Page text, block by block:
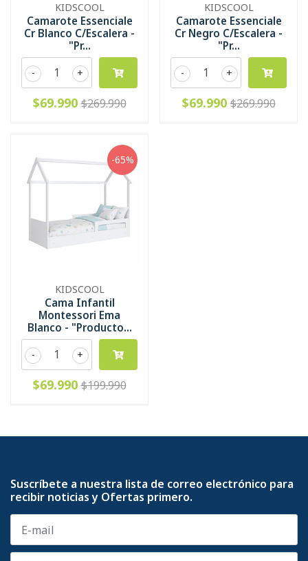
KIDSCOOL
Camarote Essenciale
Cr Blanco C/Escalera -
"Pr...
+
-
$69.990 $269.990
KIDSCOOL
Camarote Essenciale
Cr Negro C/Escalera -
"Pr...
+
-
$69.990 $269.990
-65%
KIDSCOOL
Cama Infantil
Montessori Ema
Blanco - "Producto...
+
-
$69.990 $199.990
Suscríbete a nuestra lista de correo electrónico para
recibir noticias y Ofertas primero.